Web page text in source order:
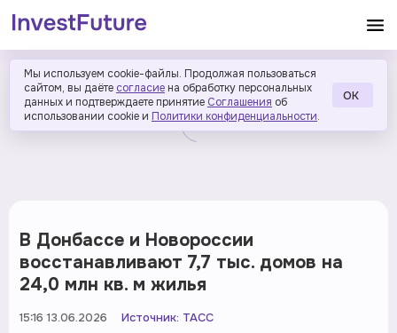
Мы используем cookie-файлы. Продолжая пользоваться
сайтом, вы даёте согласие на обработку персональных
данных и подтверждаете принятие Соглашения об
использовании cookie и Политики конфиденциальности.
ОК
В Донбассе и Новороссии
восстанавливают 7,7 тыс. домов на
24,0 млн кв. м жилья
15:16 13.06.2026 Источник: ТАСС